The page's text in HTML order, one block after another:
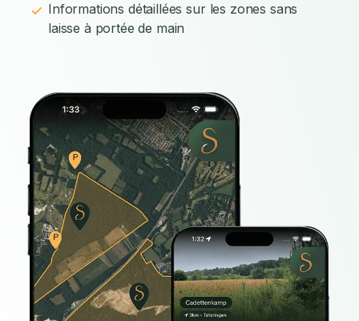
Informations détaillées sur les zones sans
laisse à portée de main